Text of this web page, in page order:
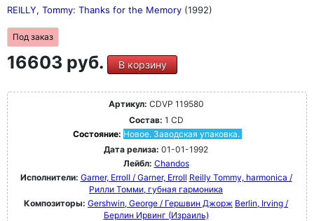
REILLY, Tommy: Thanks for the Memory (1992)
Под заказ
16603 руб. В корзину
Артикул: CDVP 119580
Состав: 1 CD
Состояние: Новое. Заводская упаковка.
Дата релиза: 01-01-1992
Лейбл: Chandos
Исполнители: Garner, Erroll / Garner, Erroll Reilly Tommy, harmonica /
Рилли Томми, губная гармоника
Композиторы: Gershwin, George / Гершвин Джорж Berlin, Irving /
Берлин Ирвинг (Израиль)